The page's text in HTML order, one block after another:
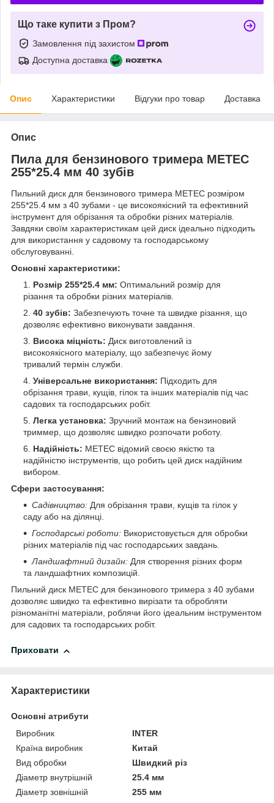
Що таке купити з Пром?
Замовлення під захистом
Доступна доставка
Опис Характеристики Відгуки про товар Доставка
Опис
Пила для бензинового тримера METEC
255*25.4 мм 40 зубів
Пильний диск для бензинового тримера METEC розміром
255*25.4 мм з 40 зубами - це високоякісний та ефективний
інструмент для обрізання та обробки різних матеріалів.
Завдяки своїм характеристикам цей диск ідеально підходить
для використання у садовому та господарському
обслуговуванні.
Основні характеристики:
Розмір 255*25.4 мм: Оптимальний розмір для
різання та обробки різних матеріалів.
40 зубів: Забезпечують точне та швидке різання, що
дозволяє ефективно виконувати завдання.
Висока міцність: Диск виготовлений із
високоякісного матеріалу, що забезпечує йому
тривалий термін служби.
Універсальне використання: Підходить для
обрізання трави, кущів, гілок та інших матеріалів під час
садових та господарських робіт.
Легка установка: Зручний монтаж на бензиновий
триммер, що дозволяє швидко розпочати роботу.
Надійність: METEC відомий своєю якістю та
надійністю інструментів, що робить цей диск надійним
вибором.
Сфери застосування:
Садівництво: Для обрізання трави, кущів та гілок у
саду або на ділянці.
Господарські роботи: Використовується для обробки
різних матеріалів під час господарських завдань.
Ландшафтний дизайн: Для створення різних форм
та ландшафтних композицій.
Пильний диск METEC для бензинового тримера з 40 зубами
дозволяє швидко та ефективно вирізати та обробляти
різноманітні матеріали, роблячи його ідеальним інструментом
для садових та господарських робіт.
Приховати
Характеристики
Основні атрибути
Виробник
INTER
Країна виробник
Китай
Вид обробки
Швидкий різ
Діаметр внутрішній
25.4 мм
Діаметр зовнішній
255 мм